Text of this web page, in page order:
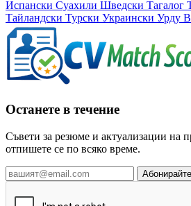
Испански Суахили Шведски Тагалог
Тайландски Турски Украински Урду
Останете в течение
Съвети за резюме и актуализации на
отпишете се по всяко време.